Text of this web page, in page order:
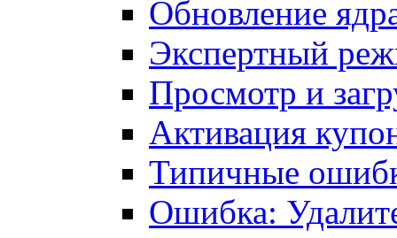
Обновление
Экспертный
Просмотр и
Активация
Типичные
Ошибка: